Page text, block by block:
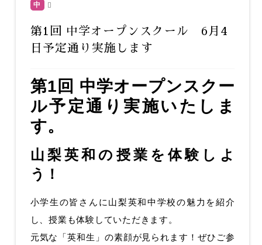
中
第1回 中学オープンスクール 6月4
日予定通り実施します
第1回 中学オープンスクー
ル予定通り実施いたしま
す。
山梨英和の授業を体験しよ
う！
小学生の皆さんに山梨英和中学校の魅力を紹介
し、授業も体験していただきます。
元気な「英和生」の素顔が見られます！ぜひご参